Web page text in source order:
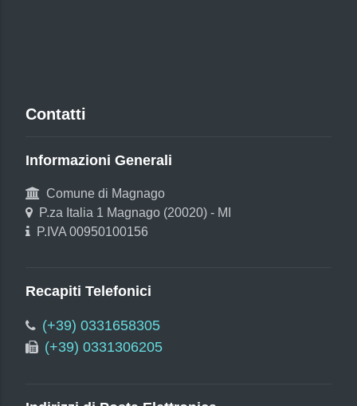
Contatti
Informazioni Generali
Comune di Magnago
P.za Italia 1 Magnago (20020) - MI
P.IVA 00950100156
Recapiti Telefonici
(+39) 0331658305
(+39) 0331306205